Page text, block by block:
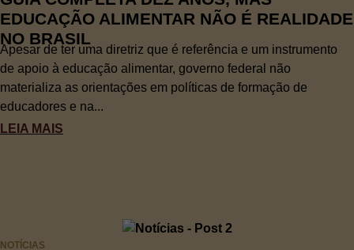
EDUCAÇÃO ALIMENTAR NÃO É REALIDADE
NO BRASIL
Apesar de ter uma diretriz que é referência e um instrumento
de apoio à educação alimentar, governo federal não
materializa as orientações em políticas de formação de
educadores e na...
LEIA MAIS
NOTÍCIAS